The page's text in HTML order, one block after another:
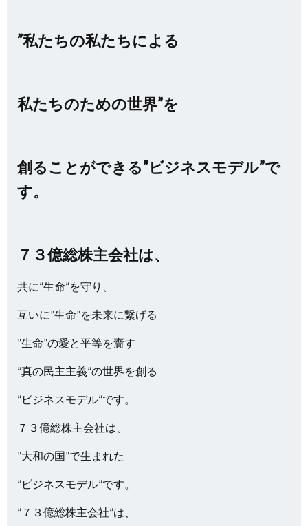
”私たちの私たちによる
私たちのための世界”を
創ることができる”ビジネスモデル”で
す。
７３億総株主会社は、
共に”生命”を守り、
互いに”生命”を未来に繋げる
”生命”の愛と平等を齎す
”真の民主主義”の世界を創る
”ビジネスモデル”です。
７３億総株主会社は、
”大和の国”で生まれた
”ビジネスモデル”です。
”７３億総株主会社”は、